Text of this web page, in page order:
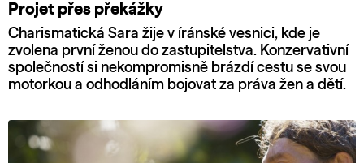
Projet přes překážky
Charismatická Sara žije v íránské vesnici, kde je
zvolena první ženou do zastupitelstva. Konzervativní
společností si nekompromisně brázdí cestu se svou
motorkou a odhodláním bojovat za práva žen a dětí.